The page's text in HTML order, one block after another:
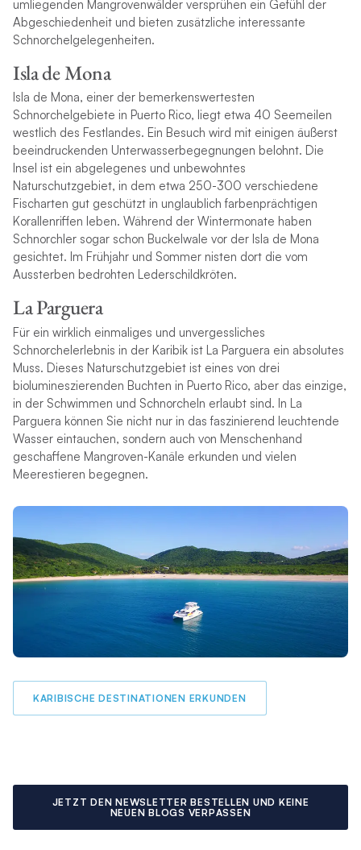
umliegenden Mangrovenwälder versprühen ein Gefühl der
Abgeschiedenheit und bieten zusätzliche interessante
Schnorchelgelegenheiten.
Isla de Mona
Isla de Mona, einer der bemerkenswertesten
Schnorchelgebiete in Puerto Rico, liegt etwa 40 Seemeilen
westlich des Festlandes. Ein Besuch wird mit einigen äußerst
beeindruckenden Unterwasserbegegnungen belohnt. Die
Insel ist ein abgelegenes und unbewohntes
Naturschutzgebiet, in dem etwa 250-300 verschiedene
Fischarten gut geschützt in unglaublich farbenprächtigen
Korallenriffen leben. Während der Wintermonate haben
Schnorchler sogar schon Buckelwale vor der Isla de Mona
gesichtet. Im Frühjahr und Sommer nisten dort die vom
Aussterben bedrohten Lederschildkröten.
La Parguera
Für ein wirklich einmaliges und unvergessliches
Schnorchelerlebnis in der Karibik ist La Parguera ein absolutes
Muss. Dieses Naturschutzgebiet ist eines von drei
biolumineszierenden Buchten in Puerto Rico, aber das einzige,
in der Schwimmen und Schnorcheln erlaubt sind. In La
Parguera können Sie nicht nur in das faszinierend leuchtende
Wasser eintauchen, sondern auch von Menschenhand
geschaffene Mangroven-Kanäle erkunden und vielen
Meerestieren begegnen.
KARIBISCHE DESTINATIONEN ERKUNDEN
JETZT DEN NEWSLETTER BESTELLEN UND KEINE
NEUEN BLOGS VERPASSEN